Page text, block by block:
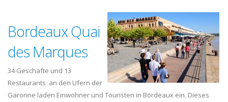
Bordeaux Quai
des Marques
34 Geschäfte und 13
Restaurants an den Ufern der
Garonne laden Einwohner und Touristen in Bordeaux ein. Dieses